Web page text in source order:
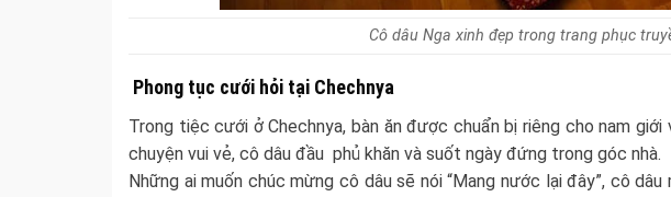
Cô dâu Nga xinh đẹp trong trang phục
Phong tục cưới hỏi tại Chechnya
Trong tiệc cưới ở Chechnya, bàn ăn được chuẩn bị riêng cho nam giới
chuyện vui vẻ, cô dâu đầu phủ khăn và suốt ngày đứng trong góc nhà.
Những ai muốn chúc mừng cô dâu sẽ nói “Mang nước lại đây”, cô